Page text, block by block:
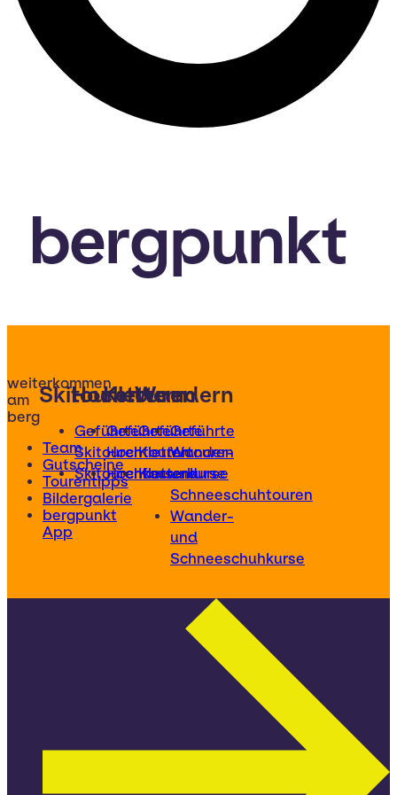
bergpunkt
weiterkommen
am
berg
Team
Gutscheine
Tourentipps
Bildergalerie
bergpunkt
App
Skitouren
Geführte
Skitouren
Skitourenkurse
Hochtouren
Geführte
Hochtouren
Hochtourenkurse
Klettern
Geführte
Klettertouren
Kletterkurse
Wandern
Geführte
Wander-
und
Schneeschuhtouren
Wander-
und
Schneeschuhkurse